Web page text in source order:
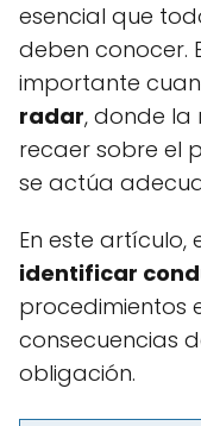
esencial que
deben conocer.
importante
radar, donde la
recaer sobre el
se actúa
En este
identificar
procedimientos
consecuencias
obligación.